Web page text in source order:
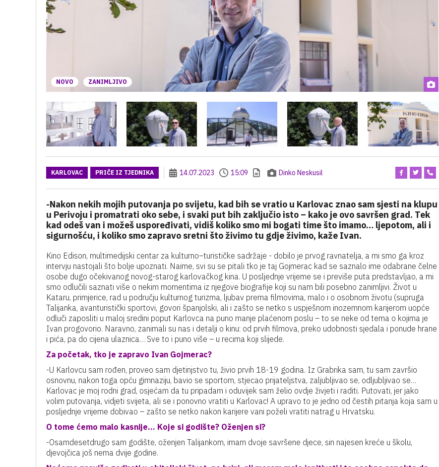
NOVO ZANIMLJIVO
KARLOVAC PRIČE IZ TJEDNIKA 14.07.2023 15:09 Dinko Neskusil
-Nakon nekih mojih putovanja po svijetu, kad bih se vratio u Karlovac znao sam sjesti na klupu
u Perivoju i promatrati oko sebe, i svaki put bih zaključio isto – kako je ovo savršen grad. Tek
kad odeš van i možeš uspoređivati, vidiš koliko smo mi bogati time što imamo… ljepotom, ali i
sigurnošću, i koliko smo zapravo sretni što živimo tu gdje živimo, kaže Ivan.
Kino Edison, multimedijski centar za kulturno–turističke sadržaje - dobilo je prvog ravnatelja, a mi smo ga kroz
intervju nastojali što bolje upoznati. Naime, svi su se pitali tko je taj Gojmerac kad se saznalo ime odabrane čelne
osobe dugo očekivanog novog-starog karlovačkog kina. U posljednje vrijeme se i previše puta predstavljao, a mi
smo odlučili saznati više o nekim momentima iz njegove biografije koji su nam bili posebno zanimljivi. Život u
Kataru, primjerice, rad u području kulturnog turizma, ljubav prema filmovima, malo i o osobnom životu (supruga
Talijanka, avanturistički sportovi, govori španjolski, ali i zašto se netko s uspješnom inozemnom karijerom uopće
odluči zaposliti u maloj sredini poput Karlovca na puno manje plaćenom poslu – to se neke od tema o kojima je
Ivan progovorio. Naravno, zanimali su nas i detalji o kinu: od prvih filmova, preko udobnosti sjedala i ponude hrane
i pića, pa do cijena ulaznica… Sve to i puno više – u recima koji slijede.
Za početak, tko je zapravo Ivan Gojmerac?
-U Karlovcu sam rođen, proveo sam djetinjstvo tu, živio prvih 18-19 godina. Iz Grabrika sam, tu sam završio
osnovnu, nakon toga opću gimnaziju, bavio se sportom, stjecao prijateljstva, zaljubljivao se, odljubljivao se…
Karlovac je moj rodni grad, osjećam da tu pripadam i oduvijek sam želio ovdje živjeti i raditi. Putovati, jer jako
volim putovanja, vidjeti svijeta, ali se i ponovno vratiti u Karlovac! A upravo to je jedno od čestih pitanja koja sam u
posljednje vrijeme dobivao – zašto se netko nakon karijere vani poželi vratiti natrag u Hrvatsku.
O tome ćemo malo kasnije… Koje si godište? Oženjen si?
-Osamdesetdrugo sam godište, oženjen Talijankom, imam dvoje savršene djece, sin najesen kreće u školu,
djevojčica još nema dvije godine.